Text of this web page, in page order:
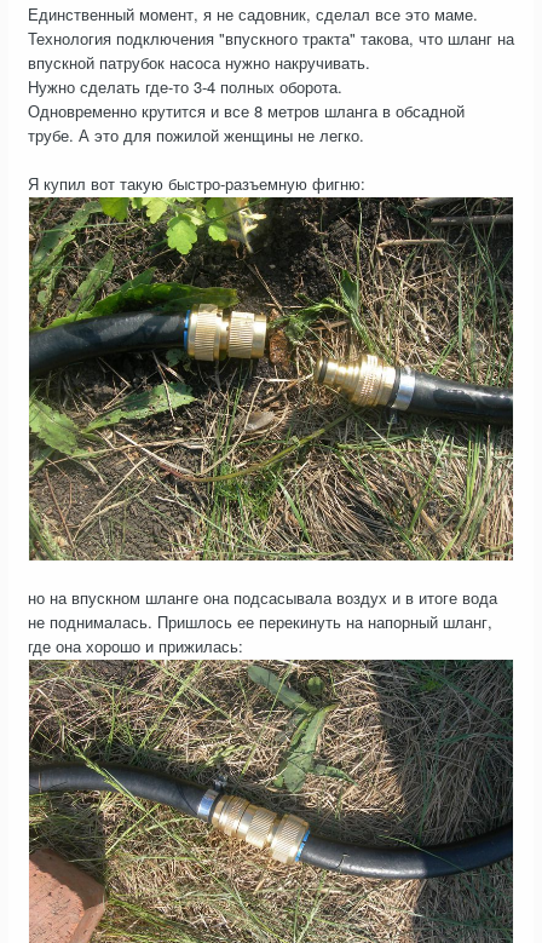
Единственный момент, я не садовник, сделал все это маме.
Технология подключения "впускного тракта" такова, что шланг на
впускной патрубок насоса нужно накручивать.
Нужно сделать где-то 3-4 полных оборота.
Одновременно крутится и все 8 метров шланга в обсадной
трубе. А это для пожилой женщины не легко.
Я купил вот такую быстро-разъемную фигню:
но на впускном шланге она подсасывала воздух и в итоге вода
не поднималась. Пришлось ее перекинуть на напорный шланг,
где она хорошо и прижилась: